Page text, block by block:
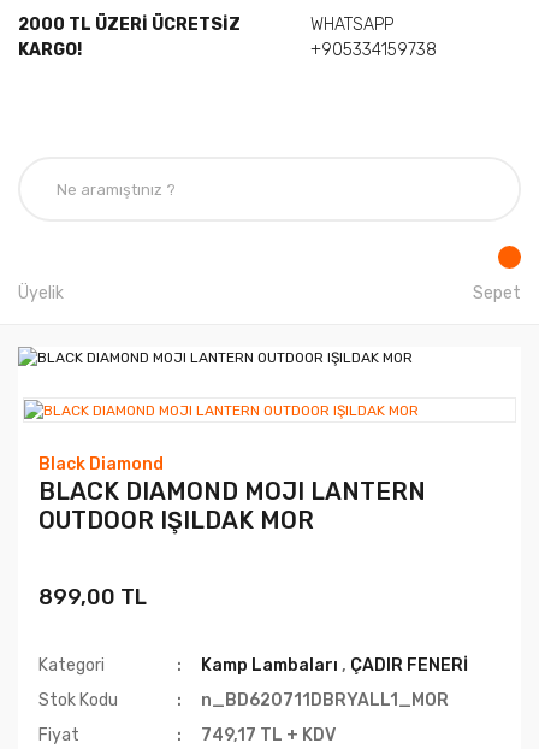
2000 TL ÜZERİ ÜCRETSİZ
KARGO!
WHATSAPP
+905334159738
Üyelik Sepet
Black Diamond
BLACK DIAMOND MOJI LANTERN
OUTDOOR IŞILDAK MOR
899,00 TL
Kategori Kamp Lambaları , ÇADIR FENERİ
Stok Kodu
n_BD620711DBRYALL1_MOR
Fiyat
749,17 TL + KDV